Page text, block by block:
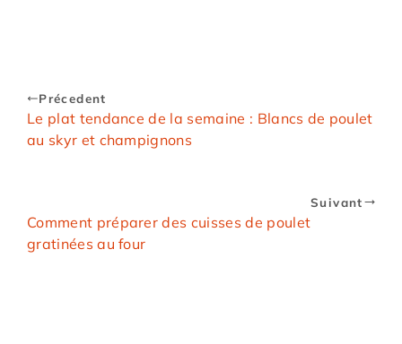
Précedent
Le plat tendance de la semaine : Blancs de poulet
au skyr et champignons
Suivant
Comment préparer des cuisses de poulet
gratinées au four